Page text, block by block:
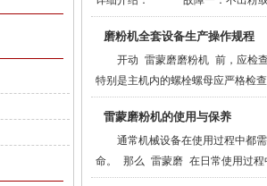
磨粉机全套设备生产操作规程
开动 雷蒙磨磨粉机 前，应检
特别是主机内的螺栓螺母应严格检
雷蒙磨粉机的使用与保养
通常机械设备在使用过程中都
命。 那么 雷蒙磨 在日常使用过